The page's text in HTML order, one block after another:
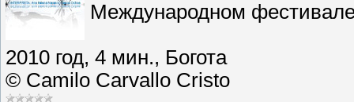
Международном фестивале
2010 год, 4 мин., Богота
© Camilo Carvallo Cristo